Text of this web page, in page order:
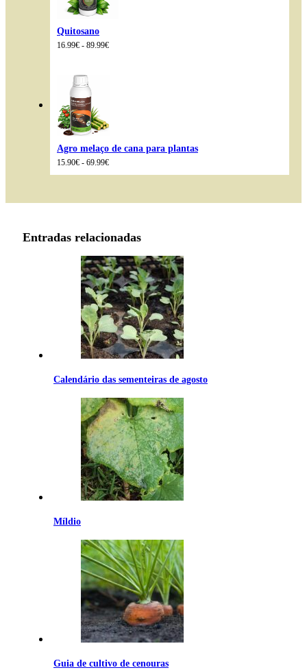
Quitosano
16.99€ - 89.99€Intervalo
Agro melaço de cana para plantas
15.90€ - 69.99€Intervalo
a
Entradas relacionadas
Calendário das sementeiras de agosto
Míldio
Guia de cultivo de cenouras